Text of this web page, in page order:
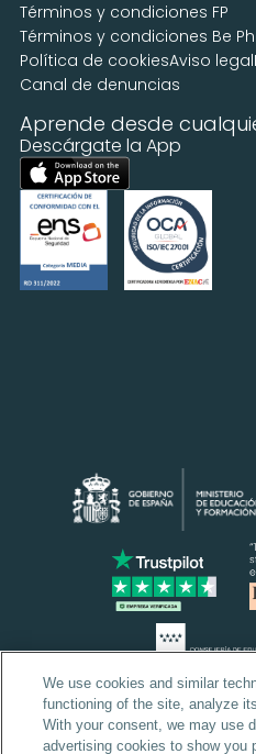
Términos y condiciones FP
Términos y condiciones Be
Política de cookiesAviso legal
Canal de denuncias
Aprende desde
Descárgate la App
We use cookies and similar
functioning of the site, analyze
With your consent, we may use
advertising cookies to show you